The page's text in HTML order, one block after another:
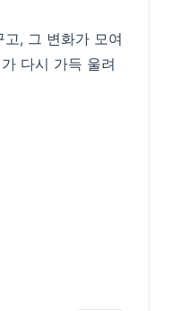
, 그 변화가 모여
다시 가득 울려